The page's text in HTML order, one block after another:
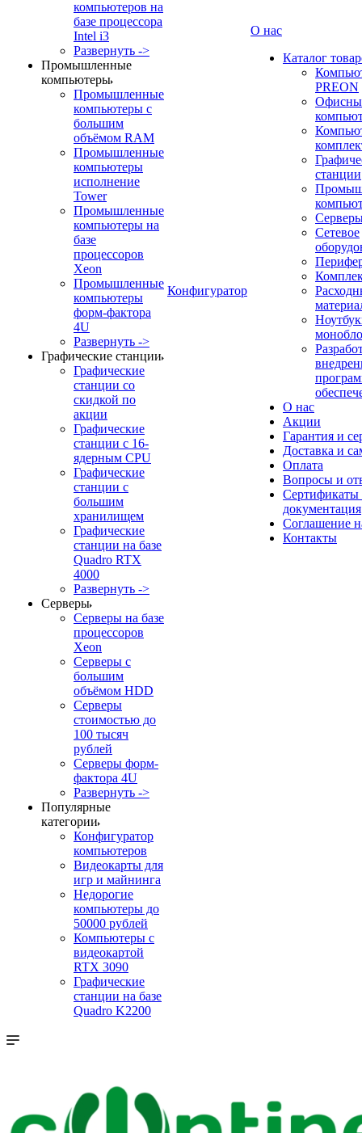
компьютеров на
базе процессора
Intel i3
Развернуть ->
Промышленные
компьютеры
Промышленные
компьютеры с
большим
объёмом RAM
Промышленные
компьютеры
исполнение
Tower
Промышленные
компьютеры на
базе
процессоров
Xeon
Промышленные
компьютеры
форм-фактора
4U
Развернуть ->
Графические станции
Графические
станции со
скидкой по
акции
Графические
станции с 16-
ядерным CPU
Графические
станции с
большим
хранилищем
Графические
станции на базе
Quadro RTX
4000
Развернуть ->
Серверы
Серверы на базе
процессоров
Xeon
Серверы с
большим
объёмом HDD
Серверы
стоимостью до
100 тысяч
рублей
Серверы форм-
фактора 4U
Развернуть ->
Популярные
категории
Конфигуратор
компьютеров
Видеокарты для
игр и майнинга
Недорогие
компьютеры до
50000 рублей
Компьютеры с
видеокартой
RTX 3090
Графические
станции на базе
Quadro K2200
Конфигуратор
О нас
Каталог
PREON
станции
Сетевое
О нас
Акции
Гарантия и
Доставка и
Оплата
Вопросы и
Сертификаты
документация
Соглашение
Контакты